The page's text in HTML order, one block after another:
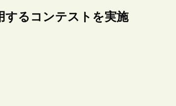
するコンテストを実施